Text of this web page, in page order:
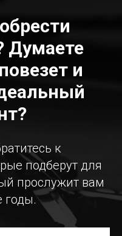
Думаете
и
к
подберут для
прослужит вам
годы.